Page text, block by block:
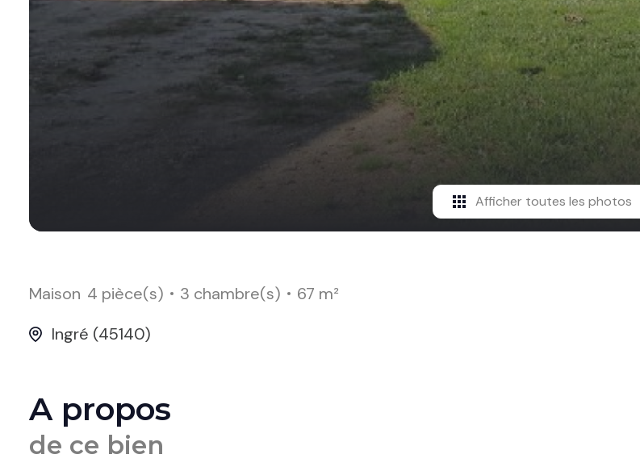
Afficher toutes les photos
Maison 4 pièce(s) 3 chambre(s)
67 m²
Ingré (45140)
A propos
de ce bien